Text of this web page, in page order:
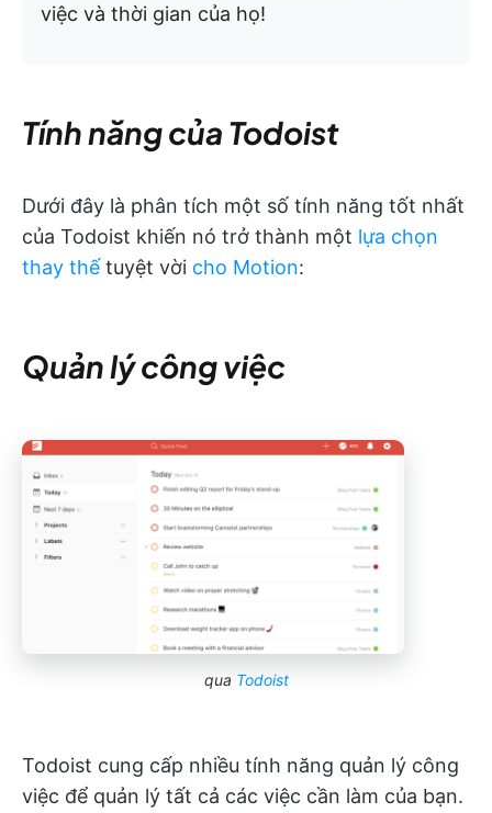
việc và thời gian của họ!
Tính năng của Todoist
Dưới đây là phân tích một số tính năng tốt nhất
của Todoist khiến nó trở thành một lựa chọn
thay thếtuyệt vời cho Motion:
Quản lý công việc
qua Todoist
Todoist cung cấp nhiều tính năng quản lý công
việc để quản lý tất cả các việc cần làm của bạn.